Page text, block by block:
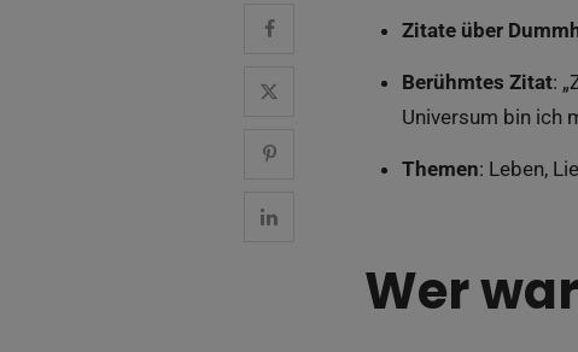
Zitate über
Berühmtes Zitat:
Universum bin ich
Themen: Leben,
Wer